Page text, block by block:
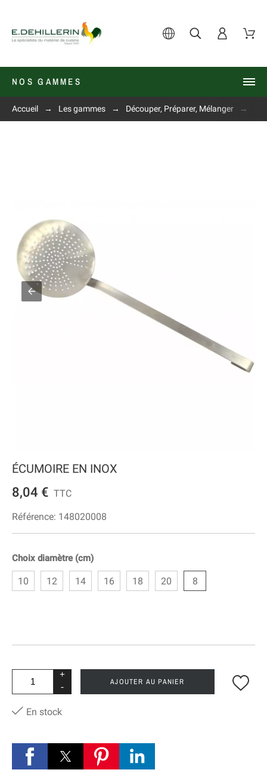
NOS GAMMES
Accueil Les gammes Découper, Préparer, Mélanger
ÉCUMOIRE EN INOX
8,04 € TTC
Référence: 148020008
Choix diamètre (cm)
10 12 14 16 18 20 8
+
-
AJOUTER AU PANIER
En stock